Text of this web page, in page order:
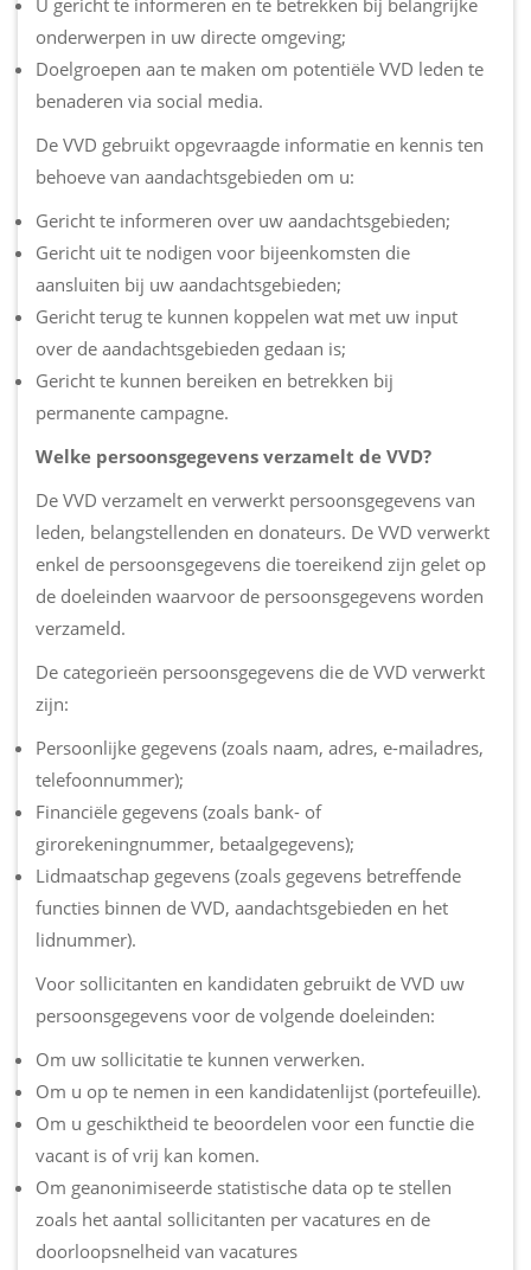
U gericht te informeren en te betrekken bij belangrijke
onderwerpen in uw directe omgeving;
Doelgroepen aan te maken om potentiële VVD leden te
benaderen via social media.
De VVD gebruikt opgevraagde informatie en kennis ten
behoeve van aandachtsgebieden om u:
Gericht te informeren over uw aandachtsgebieden;
Gericht uit te nodigen voor bijeenkomsten die
aansluiten bij uw aandachtsgebieden;
Gericht terug te kunnen koppelen wat met uw input
over de aandachtsgebieden gedaan is;
Gericht te kunnen bereiken en betrekken bij
permanente campagne.
Welke persoonsgegevens verzamelt de VVD?
De VVD verzamelt en verwerkt persoonsgegevens van
leden, belangstellenden en donateurs. De VVD verwerkt
enkel de persoonsgegevens die toereikend zijn gelet op
de doeleinden waarvoor de persoonsgegevens worden
verzameld.
De categorieën persoonsgegevens die de VVD verwerkt
zijn:
Persoonlijke gegevens (zoals naam, adres, e-mailadres,
telefoonnummer);
Financiële gegevens (zoals bank- of
girorekeningnummer, betaalgegevens);
Lidmaatschap gegevens (zoals gegevens betreffende
functies binnen de VVD, aandachtsgebieden en het
lidnummer).
Voor sollicitanten en kandidaten gebruikt de VVD uw
persoonsgegevens voor de volgende doeleinden:
Om uw sollicitatie te kunnen verwerken.
Om u op te nemen in een kandidatenlijst (portefeuille).
Om u geschiktheid te beoordelen voor een functie die
vacant is of vrij kan komen.
Om geanonimiseerde statistische data op te stellen
zoals het aantal sollicitanten per vacatures en de
doorloopsnelheid van vacatures